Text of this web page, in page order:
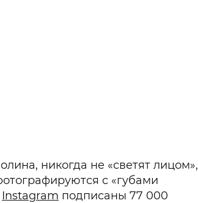
никогда не «светят лицом»,
с «губами
Instagram подписаны 77 000